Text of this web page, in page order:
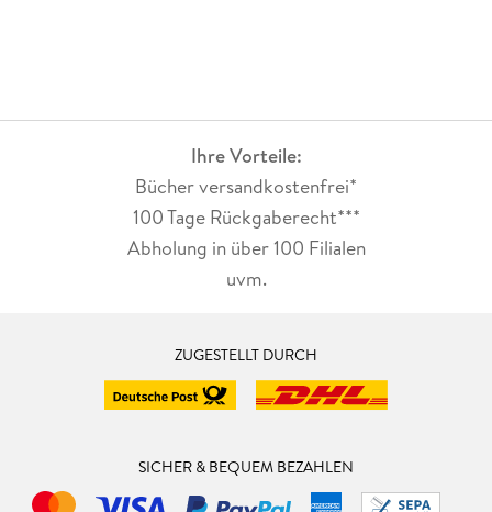
Ihre Vorteile:
Bücher versandkostenfrei*
100 Tage Rückgaberecht***
Abholung in über 100 Filialen
uvm.
ZUGESTELLT DURCH
SICHER & BEQUEM BEZAHLEN